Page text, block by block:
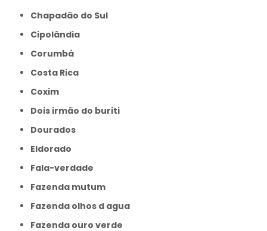
Chapadão do Sul
Cipolândia
Corumbá
Costa Rica
Coxim
Dois irmão do buriti
Dourados
Eldorado
Fala-verdade
Fazenda mutum
Fazenda olhos d agua
Fazenda ouro verde